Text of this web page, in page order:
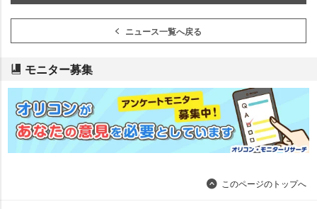
ニュース一覧へ戻る
モニター募集
このページのトップへ